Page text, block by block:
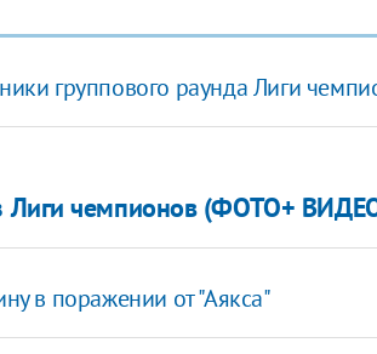
группового раунда Лиги
Лиги чемпионов (ФОТО+
в поражении от "Аякса"